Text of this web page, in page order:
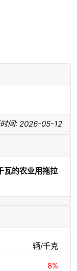
间: 2026-05-12
瓦的农业用拖拉
辆/千克
8%